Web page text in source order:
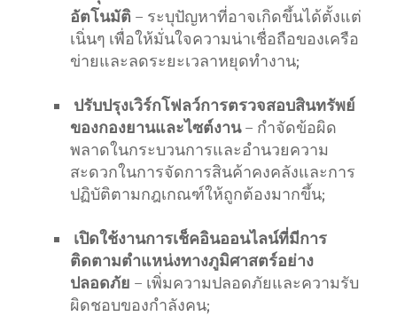
อัตโนมัติ – ระบุปัญหาที่อาจเกิดขึ้นได้ตั้งแต่
เนิ่นๆ เพื่อให้มั่นใจความน่าเชื่อถือของเครือ
ข่ายและลดระยะเวลาหยุดทำงาน;
ปรับปรุงเวิร์กโฟลว์การตรวจสอบสินทรัพย์
ของกองยานและไซต์งาน– กำจัดข้อผิด
พลาดในกระบวนการและอำนวยความ
สะดวกในการจัดการสินค้าคงคลังและการ
ปฏิบัติตามกฎเกณฑ์ให้ถูกต้องมากขึ้น;
เปิดใช้งานการเช็คอินออนไลน์ที่มีการ
ติดตามตำแหน่งทางภูมิศาสตร์อย่าง
ปลอดภัย – เพิ่มความปลอดภัยและความรับ
ผิดชอบของกำลังคน;